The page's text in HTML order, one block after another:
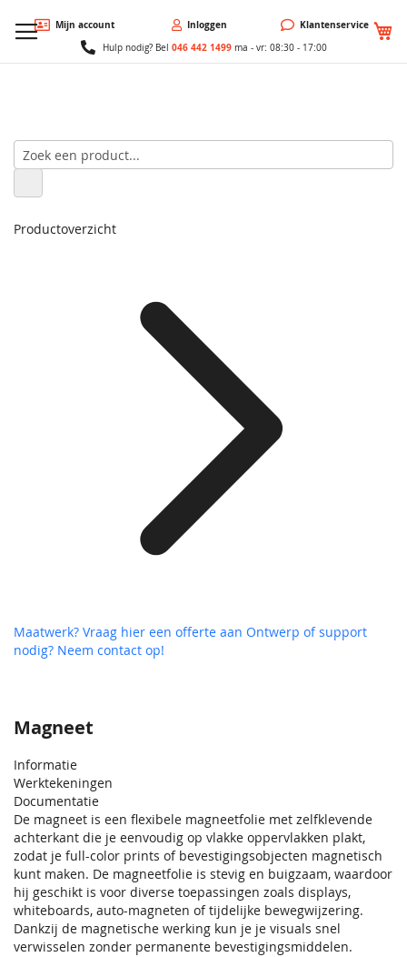
Mijn account Inloggen Klantenservice
Hulp nodig? Bel 046 442 1499ma - vr: 08:30 - 17:00
Magneet
Informatie
Werktekeningen
Documentatie
De magneet is een flexibele magneetfolie met zelfklevende
achterkant die je eenvoudig op vlakke oppervlakken plakt,
zodat je full-color prints of bevestigingsobjecten magnetisch
kunt maken. De magneetfolie is stevig en buigzaam, waardoor
hij geschikt is voor diverse toepassingen zoals displays,
whiteboards, auto-magneten of tijdelijke bewegwijzering.
Dankzij de magnetische werking kun je je visuals snel
verwisselen zonder permanente bevestigingsmiddelen.
Productoverzicht
Maatwerk? Vraag hier een offerte aan Ontwerp of support
nodig? Neem contact op!